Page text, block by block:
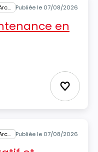
BTP / Matériaux de construction / Architecture Publiée le 07/08/2026
en
Ajouter
BTP / Matériaux de construction / Architecture Publiée le 07/08/2026